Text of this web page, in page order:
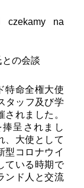
czekamy na
の会談
特命全権大使
タッフ及び学
れました。
呈されまし
、大使として
型コロナウイ
ている時期で
ンド人と交流